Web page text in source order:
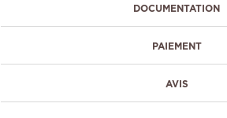
DOCUMENTATION
PAIEMENT
AVIS